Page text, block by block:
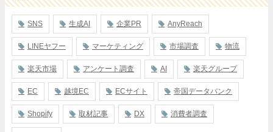
SNS 生成AI 企業PR AnyReach
LINEヤフー マーケティング 市場調査 物流
楽天市場 アンケート調査 AI 楽天グループ
EC 越境EC ECサイト 帝国データバンク
Shopify 取材記事 DX 消費者調査